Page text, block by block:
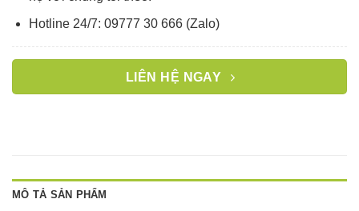
Hotline 24/7: 09777 30 666 (Zalo)
LIÊN HỆ NGAY
MÔ TẢ SẢN PHẨM